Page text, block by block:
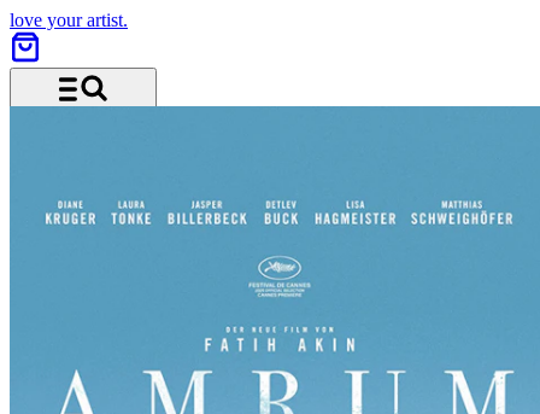
love your artist.